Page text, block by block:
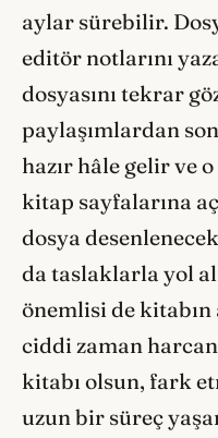
aylar sürebilir.
editör notlarını
dosyasını tekrar
paylaşımlardan
hazır hâle gelir ve
kitap sayfalarına
dosya
da taslaklarla yol
önemlisi de kitabın
ciddi zaman
kitabı olsun, fark
uzun bir süreç